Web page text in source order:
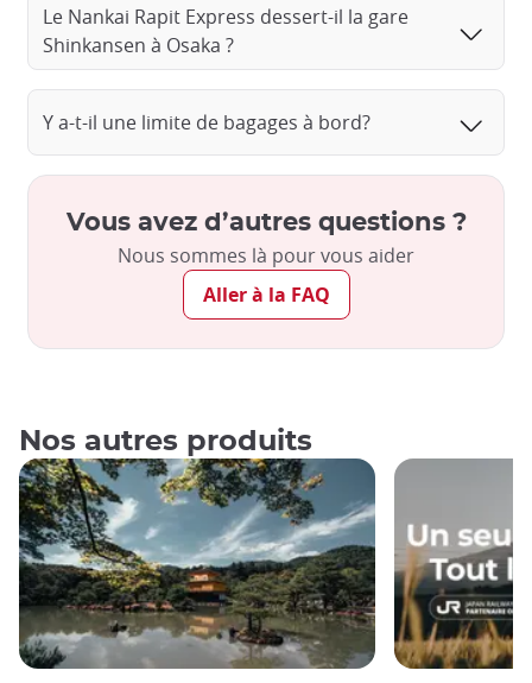
Le Nankai Rapit Express dessert-il la gare
Shinkansen à Osaka ?
Y a-t-il une limite de bagages à bord?
Vous avez d’autres questions ?
Nous sommes là pour vous aider
Aller à la FAQ
Nos autres produits